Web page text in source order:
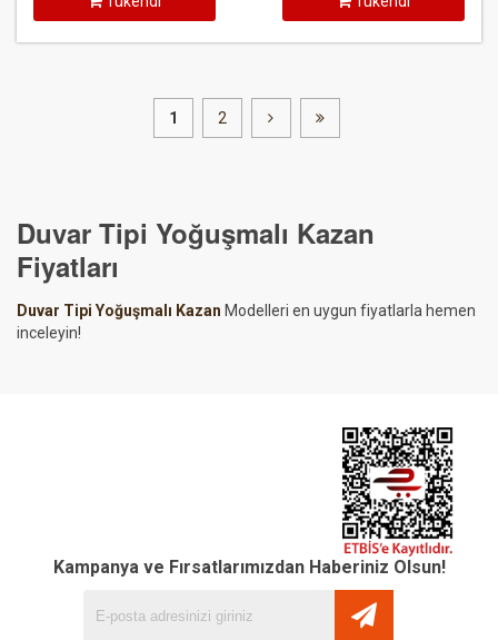
1 2
Duvar Tipi Yoğuşmalı Kazan
Fiyatları
Duvar Tipi Yoğuşmalı Kazan Modelleri en uygun fiyatlarla hemen
inceleyin!
Kampanya ve Fırsatlarımızdan Haberiniz Olsun!